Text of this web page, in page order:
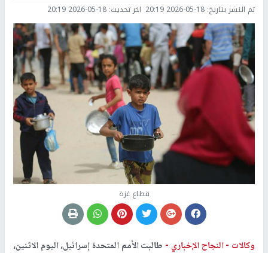
تم النشر بتاريخ: 2026-05-18 20:19 اخر تحديث: 2026-05-18 20:19
قطاع غزة
وكالات -النجاح الإخباري - طالبت الأمم المتحدة إسرائيل، اليوم الاثنين،